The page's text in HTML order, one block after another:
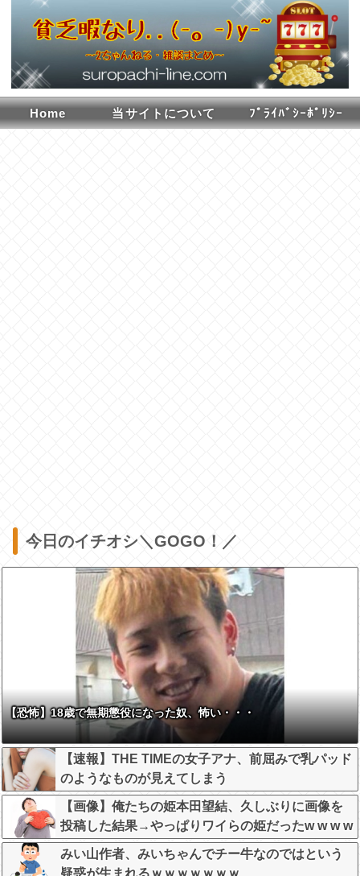
Home 当サイトについて ﾌﾟﾗｲﾊﾞｼｰﾎﾟﾘｼｰ
今日のイチオシ＼GOGO！／
【恐怖】18歳で無期懲役になった奴、怖い・・・
【速報】THE TIMEの女子アナ、前屈みで乳パッド
のようなものが見えてしまう
【画像】俺たちの姫本田望結、久しぶりに画像を
投稿した結果→やっぱりワイらの姫だったw w w w
w w w w w w
みい山作者、みいちゃんでチー牛なのではという